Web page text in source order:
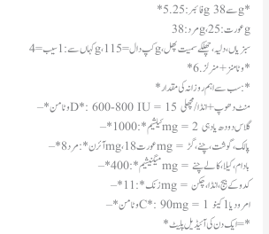
*5. فائبر: 25g سے 38g*
مرد: 38g، عورت: 25g
کہاں سے: 1 سیب = 4g، 1 کپ دال = 15g، سبزیاں، دلیہ، چھلکے سمیت پھل
*6. وٹامنز + منرلز*
*سب سے اہم روزانہ کی مقدار:*
– *وٹامن D*: 600-800 IU = 15 منٹ دھوپ + انڈا/مچھلی
– *کیلشیم*: 1000mg = 2 گلاس دودھ یا دہی
– *آئرن*: مرد 8mg، عورت 18mg = پالک، گوشت، چنے، گڑ
– *میگنیشیم*: 400mg = بادام، کیلا، کالے چنے
– *زنک*: 11mg = کدو کے بیج، انڈا، چکن
– *وٹامن C*: 90mg = 1 امرود یا 1 کینو
*ایک دن کی آئیڈیل پلیٹ =*